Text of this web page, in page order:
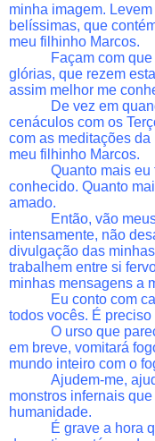
minha imagem.
belíssimas, que
meu filhinho Marcos.
Façam com
glórias, que rezem
assim melhor me
De vez em
cenáculos com os
com as meditações
meu filhinho Marcos.
Quanto mais
conhecido. Quanto
amado.
Então, vão
intensamente, não
divulgação das
trabalhem entre si
minhas mensagens a
Eu conto com
todos vocês. É
O urso que
em breve, vomitará
mundo inteiro com o
Ajudem-me,
monstros infernais
humanidade.
É grave a hora